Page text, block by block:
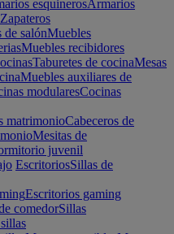
esquinerosArmarios
Zapateros
de salónMuebles
Muebles recibidores
Taburetes de cocinaMesas
Muebles auxiliares de
modularesCocinas
matrimonioCabeceros de
Mesitas de
juvenil
EscritoriosSillas de
Escritorios gaming
comedorSillas